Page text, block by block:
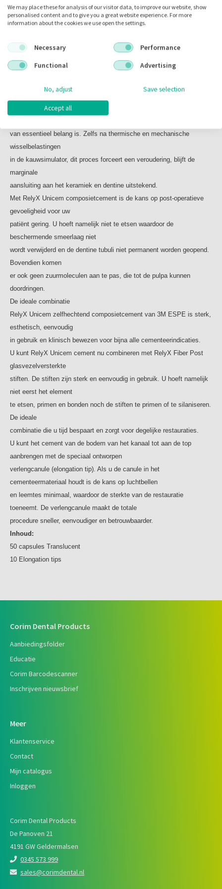
namelijk niet eerst het element
te etsen, primen en bonden noch de stiften te primen of te
combinatie die u tijd bespaart en zorgt voor degelijke
U kunt het cement van de bodem van het kanaal tot aan de
verlengcanule (elongation tip). Als u de canule in het
cementeermateriaal houdt is de kans op luchtbellen
en leemtesminimaal, waardoor de sterkte van de
restauratie toeneemt. De verlengcanule maakt de totale
procedure sneller,
Inhoud:
50 capsules Translucent
10 Elongation tips
stappen, zoals etsen, primen en bonden, niet meer hoeft te doen. Met
RelyX Unicem
en kunsthars op eenvoudige
waardoor u hetmateriaal zowel
Uitstekende marginale betrouwbaarheid
U weet als geen ander dat voor een lange levensduur van uw
van essentieel belang is. Zelfs na thermische en mechanische
wisselbelastingen
in de kauwsimulator, dit proces forceert een veroudering, blijft de
marginale
aansluiting aan het keramiek en dentine uitstekend.
Met RelyX Unicem composietcement is de kans op post-operatieve
gevoeligheid voor uw
patiënt gering. U hoeft namelijk niet te etsen waardoor de
beschermende smeerlaag niet
wordt verwijderd en de dentine tubuli niet permanent worden geopend.
Bovendien komen
er ook geen zuurmoleculen aan te pas, die tot de pulpa kunnen
doordringen.
De ideale combinatie
RelyX Unicem zelfhechtend composietcement van 3M ESPE is sterk,
esthetisch, eenvoudig
in gebruik en klinisch bewezen voor bijna alle cementeerindicaties.
U kunt RelyX Unicem cement nu combineren met RelyX Fiber Post
glasvezelversterkte
stiften. De stiften zijn sterk en eenvoudig in gebruik. U hoeft namelijk
niet eerst het element
te etsen, primen en bonden noch de stiften te primen of te silaniseren.
De ideale
combinatie die u tijd bespaart en zorgt voor degelijke restauraties.
U kunt het cement van de bodem van het kanaal tot aan de top
aanbrengen met de speciaal ontworpen
verlengcanule (elongation tip). Als u de canule in het
cementeermateriaal houdt is de kans op luchtbellen
en leemtes minimaal, waardoor de sterkte van de restauratie
toeneemt. De verlengcanule maakt de totale
procedure sneller, eenvoudiger en betrouwbaarder.
Inhoud:
50 capsules Translucent
10 Elongation tips
Corim Dental Products
Aanbiedingsfolder
Educatie
Corim Barcodescanner
Inschrijven nieuwsbrief
Meer
Klantenservice
Contact
Mijn catalogus
Inloggen
Corim Dental Products
De Panoven 21
4191 GW Geldermalsen
0345 573 999
sales@corimdental.nl
We may place these for analysis of our visitor data, to improve our website, show
personalised content and to give you a great website experience. For more
information about the cookies we use open the settings.
Necessary
Performance
Functional
Advertising
No, adjust Save selection
Accept all